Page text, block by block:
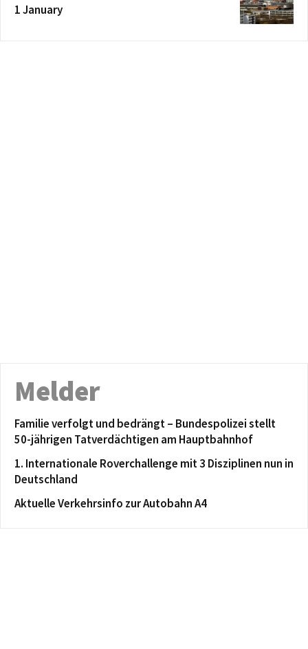
1 January
Melder
Familie verfolgt und bedrängt – Bundespolizei stellt
50-jährigen Tatverdächtigen am Hauptbahnhof
1. Internationale Roverchallenge mit 3 Disziplinen nun in
Deutschland
Aktuelle Verkehrsinfo zur Autobahn A4